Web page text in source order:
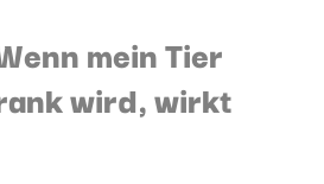
mein Tier
wird, wirkt